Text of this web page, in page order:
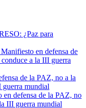
¿Paz para
en defensa de
a la III guerra
de la PAZ, no a la
guerra mundial
defensa de la PAZ, no
III guerra mundial